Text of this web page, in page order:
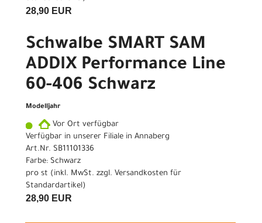
28,90 EUR
Schwalbe SMART SAM
ADDIX Performance Line
60-406 Schwarz
Modelljahr
Vor Ort verfügbar
Verfügbar in unserer Filiale in Annaberg
Art.Nr. SB11101336
Farbe: Schwarz
pro st (inkl. MwSt. zzgl. Versandkosten für
Standardartikel)
28,90 EUR